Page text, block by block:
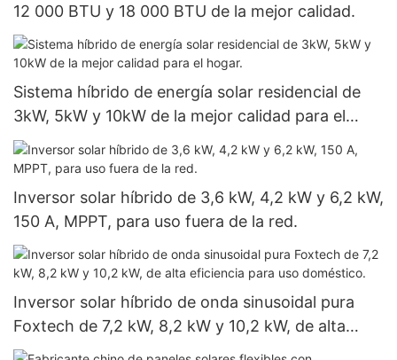
12 000 BTU y 18 000 BTU de la mejor calidad.
Sistema híbrido de energía solar residencial de
3kW, 5kW y 10kW de la mejor calidad para el
hogar.
Inversor solar híbrido de 3,6 kW, 4,2 kW y 6,2 kW,
150 A, MPPT, para uso fuera de la red.
Inversor solar híbrido de onda sinusoidal pura
Foxtech de 7,2 kW, 8,2 kW y 10,2 kW, de alta
eficiencia para uso doméstico.